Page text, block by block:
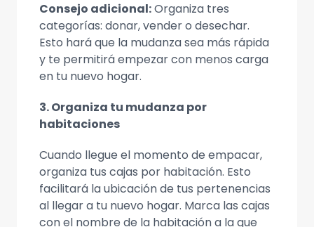
Consejo adicional:Organiza tres
categorías: donar, vender o desechar.
Esto hará que la mudanza sea más rápida
y te permitirá empezar con menos carga
en tu nuevo hogar.
3. Organiza tu mudanza por
habitaciones
Cuando llegue el momento de empacar,
organiza tus cajas por habitación. Esto
facilitará la ubicación de tus pertenencias
al llegar a tu nuevo hogar. Marca las cajas
con el nombre de la habitación a la que